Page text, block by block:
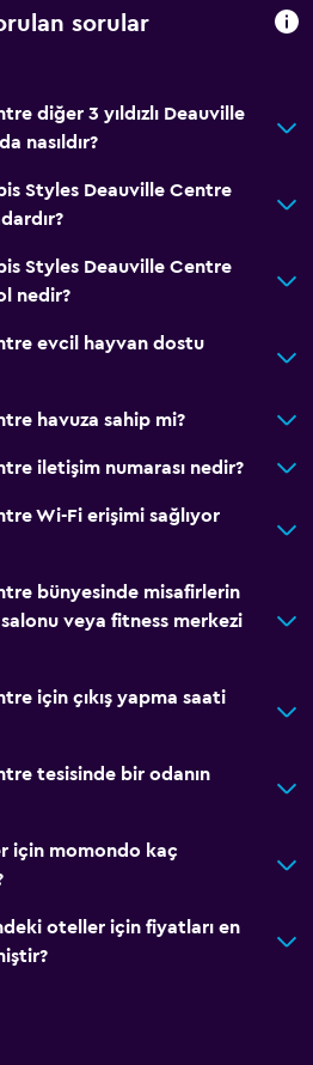
sorular
diğer 3 yıldızlı Deauville
nasıldır?
Styles Deauville Centre
Styles Deauville Centre
nedir?
evcil hayvan dostu
havuza sahip mi?
iletişim numarası nedir?
Wi-Fi erişimi sağlıyor
bünyesinde misafirlerin
veya fitness merkezi
için çıkış yapma saati
tesisinde bir odanın
için momondo kaç
oteller için fiyatları en